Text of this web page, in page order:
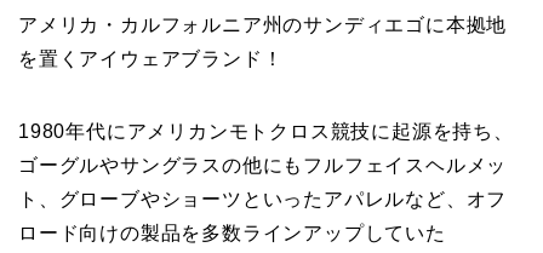
アメリカ・カルフォルニア州のサンディエゴに本拠地
を置くアイウェアブランド！
1980年代にアメリカンモトクロス競技に起源を持ち、
ゴーグルやサングラスの他にもフルフェイスヘルメッ
ト、グローブやショーツといったアパレルなど、オフ
ロード向けの製品を多数ラインアップしていた